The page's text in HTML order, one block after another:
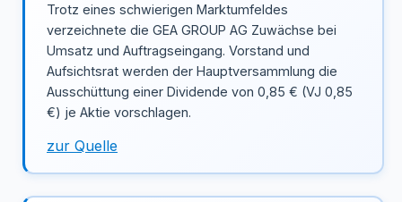
Trotz eines schwierigen Marktumfeldes
verzeichnete die GEA GROUP AG Zuwächse bei
Umsatz und Auftragseingang. Vorstand und
Aufsichtsrat werden der Hauptversammlung die
Ausschüttung einer Dividende von 0,85 € (VJ 0,85
€) je Aktie vorschlagen.
zur Quelle